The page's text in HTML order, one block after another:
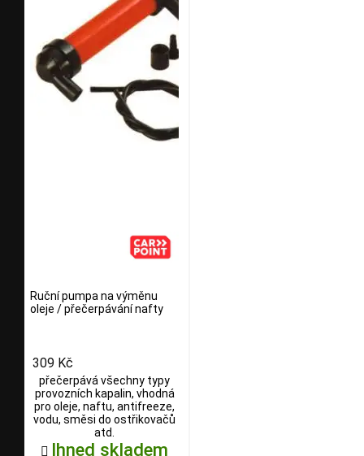
Ruční pumpa na výměnu
oleje / přečerpávání nafty
309 Kč
přečerpává všechny typy
provozních kapalin, vhodná
pro oleje, naftu, antifreeze,
vodu, směsi do ostřikovačů
atd.
 Ihned skladem